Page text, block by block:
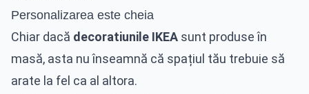
Personalizarea este cheia
Chiar dacă decoratiunile IKEA sunt produse în
masă, asta nu înseamnă că spațiul tău trebuie să
arate la fel ca al altora.